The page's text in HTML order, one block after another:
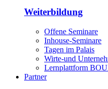
Weiterbildung
Offene Seminare
Inhouse-Seminare
Tagen im Palais
Wirte-und
Lernplattform
Partner